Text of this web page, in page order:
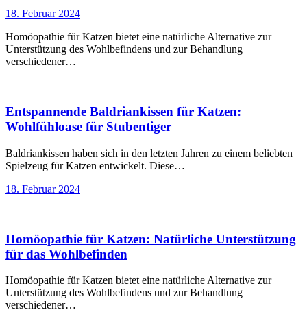
18. Februar 2024
Homöopathie für Katzen bietet eine natürliche Alternative zur
Unterstützung des Wohlbefindens und zur Behandlung
verschiedener…
Entspannende Baldriankissen für Katzen:
Wohlfühloase für Stubentiger
Baldriankissen haben sich in den letzten Jahren zu einem beliebten
Spielzeug für Katzen entwickelt. Diese…
18. Februar 2024
Homöopathie für Katzen: Natürliche Unterstützung
für das Wohlbefinden
Homöopathie für Katzen bietet eine natürliche Alternative zur
Unterstützung des Wohlbefindens und zur Behandlung
verschiedener…